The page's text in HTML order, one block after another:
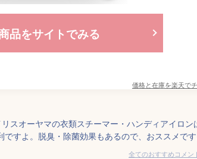
品をサイトでみる
価格と在庫を楽天で
スオーヤマの衣類スチーマー・ハンディアイロン
すよ。脱臭・除菌効果もあるので、おススメです
全てのおすすめコメン